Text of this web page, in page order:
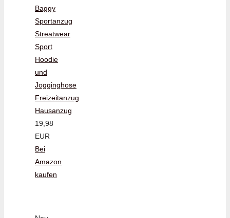
Baggy
Sportanzug
Streatwear
Sport
Hoodie
und
Jogginghose
Freizeitanzug
Hausanzug
19,98
EUR
Bei
Amazon
kaufen